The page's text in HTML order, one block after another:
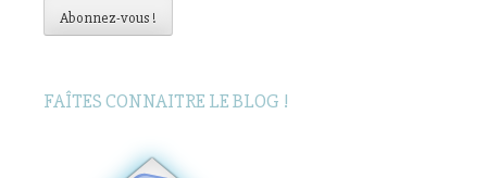
mailAbonnez-vous !
FAÎTES CONNAITRE LE BLOG !